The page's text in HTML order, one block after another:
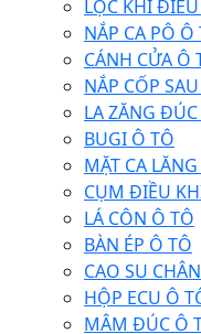
LỌC KHÍ
NẮP CA PÔ Ô
CÁNH CỬA Ô
NẮP CỐP
LA ZĂNG
BUGI Ô TÔ
MẶT CA
CỤM ĐIỀU
LÁ CÔN Ô TÔ
BÀN ÉP Ô TÔ
CAO SU
HỘP ECU Ô
MÂM ĐÚC Ô